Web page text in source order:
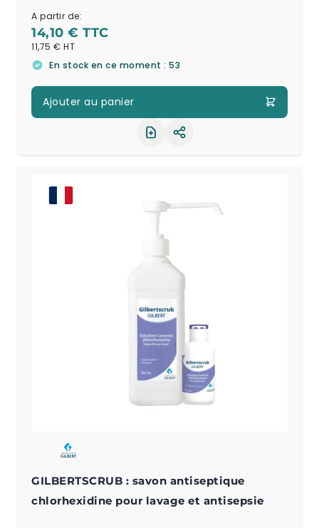
A partir de:
14,10 €
11,75 €
En stock en ce moment : 53
Ajouter au panier
Partager le produit
GILBERTSCRUB : savon antiseptique
chlorhexidine pour lavage et antisepsie